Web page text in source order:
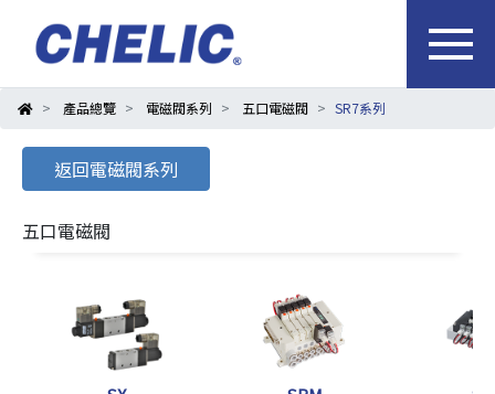
產品總覽 電磁閥系列 五口電磁閥 SR7系列
返回電磁閥系列
五口電磁閥